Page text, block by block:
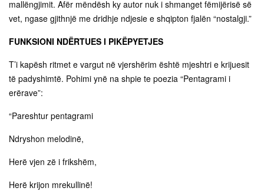
mallëngjimit. Afër mëndësh ky autor nuk i shmanget fëmijërisë së
vet, ngase gjithnjë me dridhje ndjesie e shqipton fjalën “nostalgji.”
FUNKSIONI NDËRTUES I PIKËPYETJES
T’i kapësh ritmet e vargut në vjershërim është mjeshtri e krijuesit
të padyshimtë. Pohimi ynë na shpie te poezia “Pentagrami i
erërave”:
“Pareshtur pentagrami
Ndryshon melodinë,
Herë vjen zë i frikshëm,
Herë krijon mrekullinë!